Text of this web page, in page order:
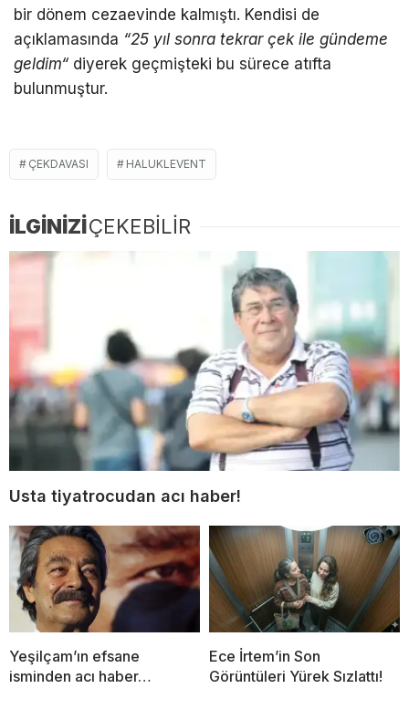
bir dönem cezaevinde kalmıştı. Kendisi de
açıklamasında “25 yıl sonra tekrar çek ile gündeme
geldim“ diyerek geçmişteki bu sürece atıfta
bulunmuştur.
ÇEKDAVASI HALUKLEVENT
İLGİNİZİÇEKEBİLİR
Usta tiyatrocudan acı haber!
Yeşilçam’ın efsane
isminden acı haber…
Ece İrtem’in Son
Görüntüleri Yürek Sızlattı!